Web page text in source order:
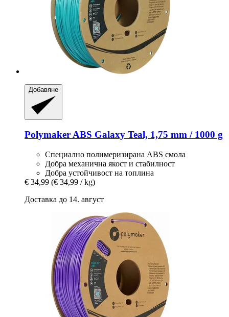
Добавяне
PolymakerABS Galaxy Teal, 1,75 mm / 1000 g
Специално полимеризирана ABS смола
Добра механична якост и стабилност
Добра устойчивост на топлина
€ 34,99 (€ 34,99 / kg)
Доставка до 14. август